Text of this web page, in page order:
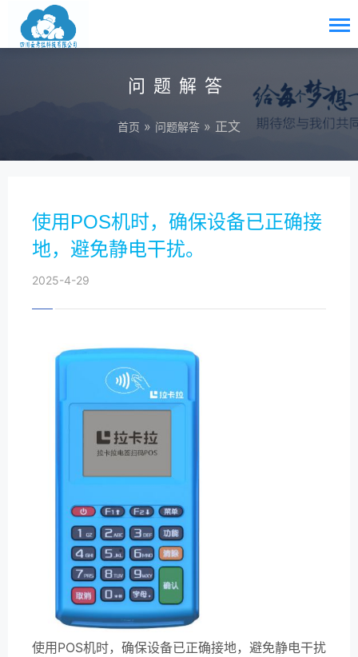
问题解答
首页 » 问题解答 » 正文
使用POS机时，确保设备已正确接
地，避免静电干扰。
2025-4-29
使用POS机时，确保设备已正确接地，避免静电干扰